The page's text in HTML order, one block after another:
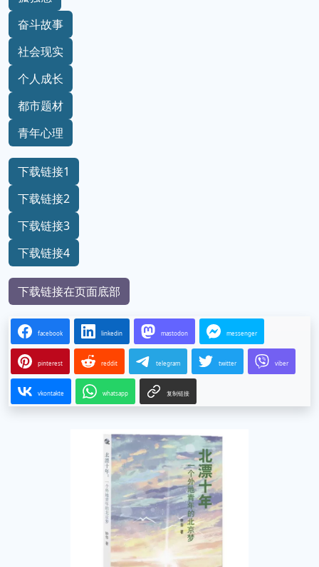
奋斗故事
社会现实
个人成长
都市题材
青年心理
下载链接1
下载链接2
下载链接3
下载链接4
下载链接在页面底部
facebook linkedin mastodon messenger
pinterest reddit telegram twitter viber
vkontakte whatsapp 复制链接